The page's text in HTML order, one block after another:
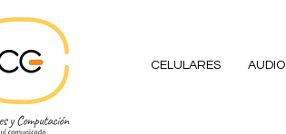
CELULARES AUDIO